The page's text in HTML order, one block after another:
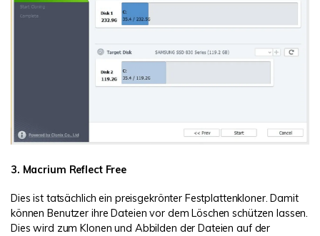
3. Macrium Reflect Free
Dies ist tatsächlich ein preisgekrönter Festplattenkloner. Damit
können Benutzer ihre Dateien vor dem Löschen schützen lassen.
Dies wird zum Klonen und Abbilden der Dateien auf der